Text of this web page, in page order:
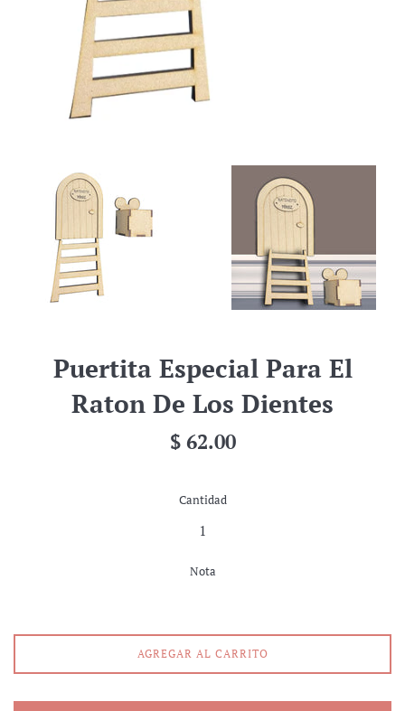
Puertita Especial Para El
Raton De Los Dientes
Precio
$ 62.00
Cantidad
Nota
AGREGAR AL CARRITO